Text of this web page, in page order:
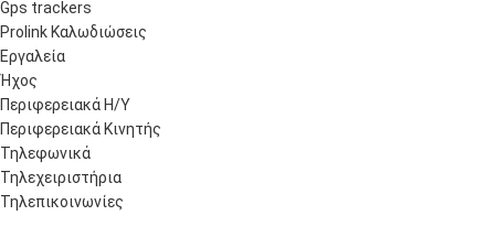
Gps trackers
Prolink Καλωδιώσεις
Εργαλεία
Ήχος
Περιφερειακά Η/Υ
Περιφερειακά Κινητής
Τηλεφωνικά
Τηλεχειριστήρια
Τηλεπικοινωνίες